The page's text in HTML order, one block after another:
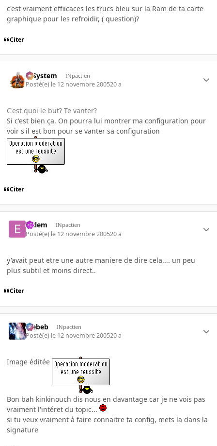
c'est vraiment effiicaces les trucs bleu sur la Ram de ta carte
graphique pour les refroidir, ( question)?
Citer
X-System INpactien
Posté(e) le 12 novembre 200520 a
C'est quoi le but? Te vanter?
Si c'est bien ça. On pourra lui montrer ma configuration pour
voir s'il est bon pour se vanter sa configuration
Citer
elclem INpactien
Posté(e) le 12 novembre 200520 a
y'avait peut etre une autre maniere de dire cela.... un peu
plus subtil et moins direct..
Citer
Trebeb INpactien
Posté(e) le 12 novembre 200520 a
Image éditée
Bon bah kinkinouch dis nous en davantage car je ne vois pas
vraiment l'intéret du topic...
si tu veux vraiment à faire connaitre ta config, mets la dans la
signature